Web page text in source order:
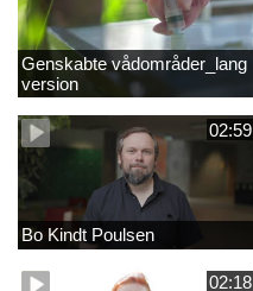
Genskabte vådområder_lang
version
02:59
Bo Kindt Poulsen
02:18